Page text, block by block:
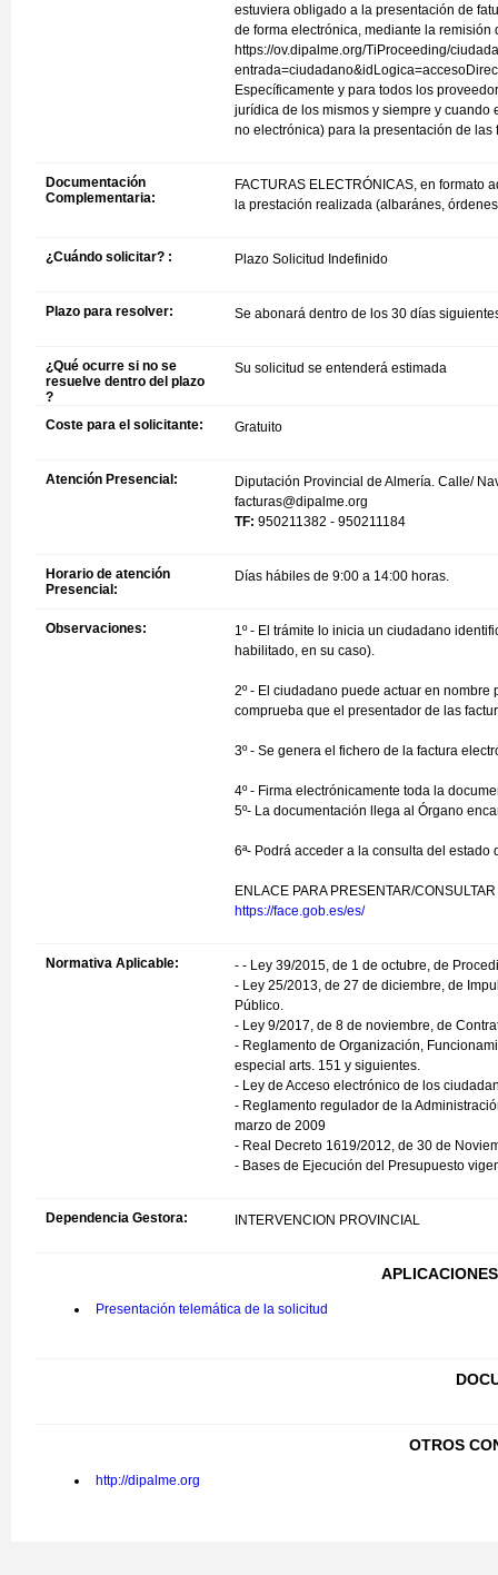
estuviera obligado a la presentación de
de forma electrónica, mediante la remisión
https://ov.dipalme.org/TiProceeding/
Específicamente y para todos los
jurídica de los mismos y siempre y cuando
no electrónica) para la presentación de
Documentación
Complementaria:
FACTURAS ELECTRÓNICAS, en formato
la prestación realizada (albaránes,
¿Cuándo solicitar? : Plazo Solicitud Indefinido
Plazo para resolver: Se abonará dentro de los 30 días
¿Qué ocurre si no se
resuelve dentro del plazo
?
Su solicitud se entenderá estimada
Coste para el solicitante: Gratuito
Atención Presencial:
Diputación Provincial de Almería. Calle/
facturas@dipalme.org
TF: 950211382 - 950211184
Horario de atención
Presencial:
Días hábiles de 9:00 a 14:00 horas.
Observaciones:
1º - El trámite lo inicia un ciudadano
habilitado, en su caso).
2º - El ciudadano puede actuar en
comprueba que el presentador de las
3º - Se genera el fichero de la factura
4º - Firma electrónicamente toda la
5º- La documentación llega al Órgano
6ª- Podrá acceder a la consulta del
ENLACE PARA PRESENTAR/
https://face.gob.es/es/
Normativa Aplicable:
- - Ley 39/2015, de 1 de octubre, de
- Ley 25/2013, de 27 de diciembre, de
Público.
- Ley 9/2017, de 8 de noviembre, de
- Reglamento de Organización,
especial arts. 151 y siguientes.
- Ley de Acceso electrónico de los
- Reglamento regulador de la
marzo de 2009
- Real Decreto 1619/2012, de 30 de
- Bases de Ejecución del Presupuesto
Dependencia Gestora: INTERVENCION PROVINCIAL
Presentación telemática de la solicitud
OTROS
http://dipalme.org